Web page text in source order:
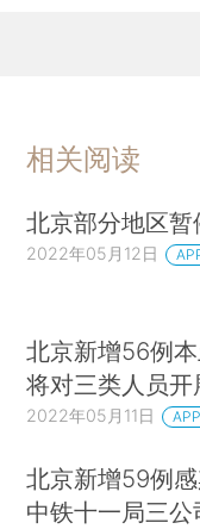
相关阅读
北京部分地区
2022年05月12日
北京新增56例
将对三类人员
2022年05月11日
北京新增59例
中铁十一局三公